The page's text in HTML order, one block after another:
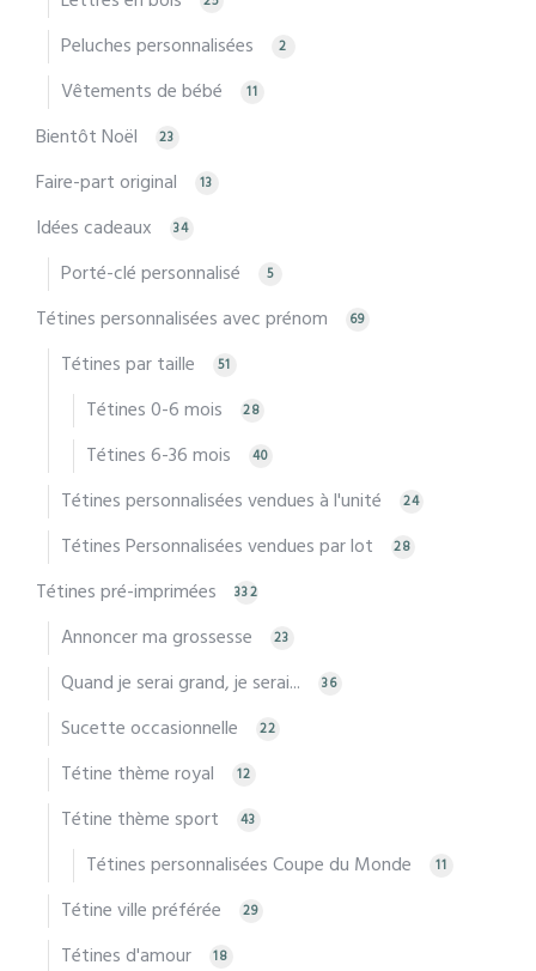
Peluches personnalisées 2
Vêtements de bébé 11
Bientôt Noël 23
Faire-part original 13
Idées cadeaux 34
Porté-clé personnalisé 5
Tétines personnalisées avec prénom 69
Tétines par taille 51
Tétines 0-6 mois 28
Tétines 6-36 mois 40
Tétines personnalisées vendues à l'unité 24
Tétines Personnalisées vendues par lot 28
Tétines pré-imprimées 332
Annoncer ma grossesse 23
Quand je serai grand, je serai... 36
Sucette occasionnelle 22
Tétine thème royal 12
Tétine thème sport 43
Tétines personnalisées Coupe du Monde 11
Tétine ville préférée 29
Tétines d'amour 18